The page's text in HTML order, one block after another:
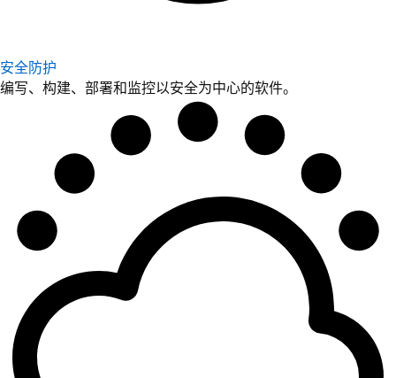
安全防护
编写、构建、部署和监控以安全为中心的软件。